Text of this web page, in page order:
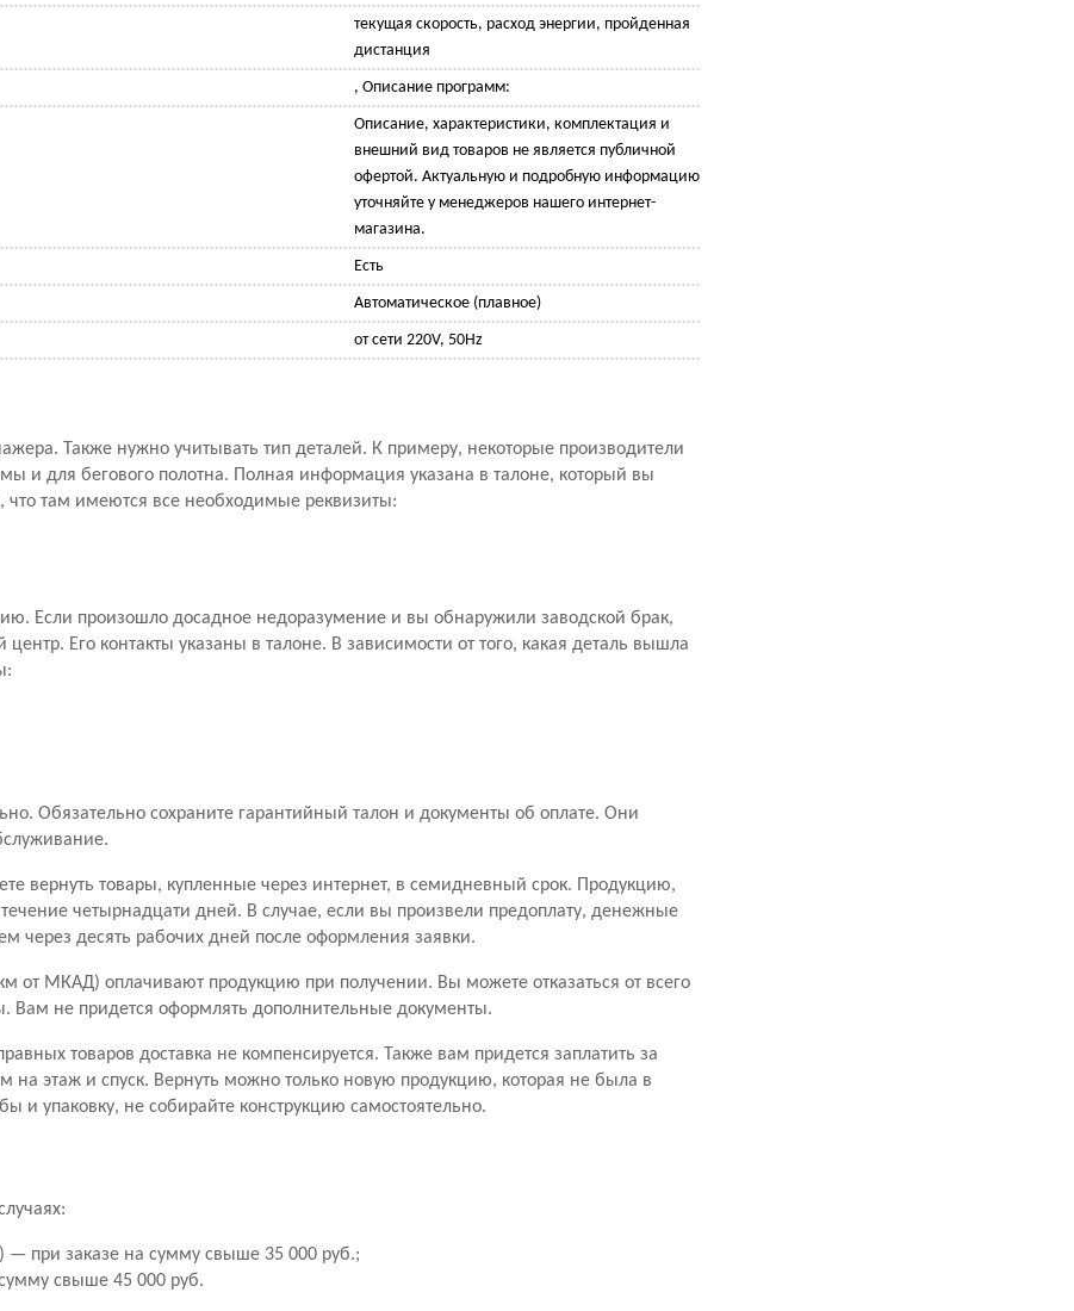
текущая скорость, расход энергии, пройденная
дистанция
, Описание программ:
Описание, характеристики, комплектация и
внешний вид товаров не является публичной
офертой. Актуальную и подробную информацию
уточняйте у менеджеров нашего интернет-
магазина.
Есть
Автоматическое (плавное)
от сети 220V, 50Hz
Также нужно учитывать тип деталей. К примеру, некоторые производители
и для бегового полотна. Полная информация указана в талоне, который вы
что там имеются все необходимые реквизиты:
Если произошло досадное недоразумение и вы обнаружили заводской брак,
Его контакты указаны в талоне. В зависимости от того, какая деталь вышла
Обязательно сохраните гарантийный талон и документы об оплате. Они
вернуть товары, купленные через интернет, в семидневный срок. Продукцию,
четырнадцати дней. В случае, если вы произвели предоплату, денежные
через десять рабочих дней после оформления заявки.
от МКАД) оплачивают продукцию при получении. Вы можете отказаться от всего
Вам не придется оформлять дополнительные документы.
товаров доставка не компенсируется. Также вам придется заплатить за
на этаж и спуск. Вернуть можно только новую продукцию, которая не была в
и упаковку, не собирайте конструкцию самостоятельно.
при заказе на сумму свыше 35 000 руб.;
свыше 45 000 руб.